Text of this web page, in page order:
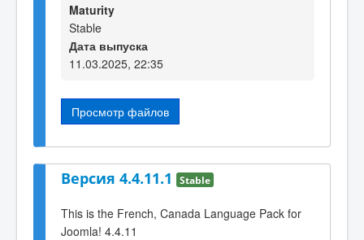
Maturity
Stable
Дата выпуска
11.03.2025, 22:35
Просмотр файлов
Версия 4.4.11.1 Stable
This is the French, Canada Language Pack for
Joomla! 4.4.11